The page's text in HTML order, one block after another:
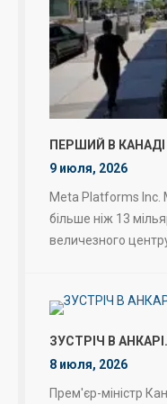
ПЕРШИЙ В
9 июля, 2026
Meta Platforms Inc.
більше ніж 13
величезного
ЗУСТРІЧ В АНКАРІ.
8 июля, 2026
Прем'єр-міністр